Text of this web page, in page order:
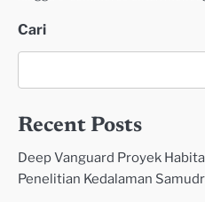
Cari
Recent Posts
Deep Vanguard Proyek
Penelitian Kedalaman